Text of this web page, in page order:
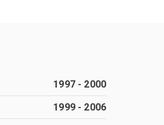
1997- 2000
1999- 2006